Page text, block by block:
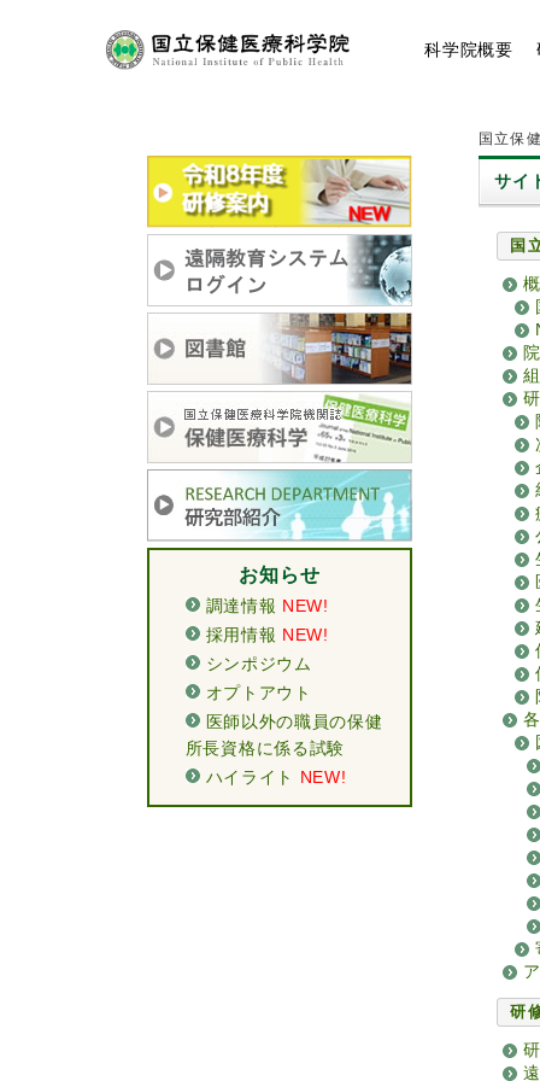
科学院概要
国立保
サイ
国
研
お知らせ
調達情報 NEW!
採用情報 NEW!
シンポジウム
オプトアウト
医師以外の職員の保健
所長資格に係る試験
ハイライト
NEW!